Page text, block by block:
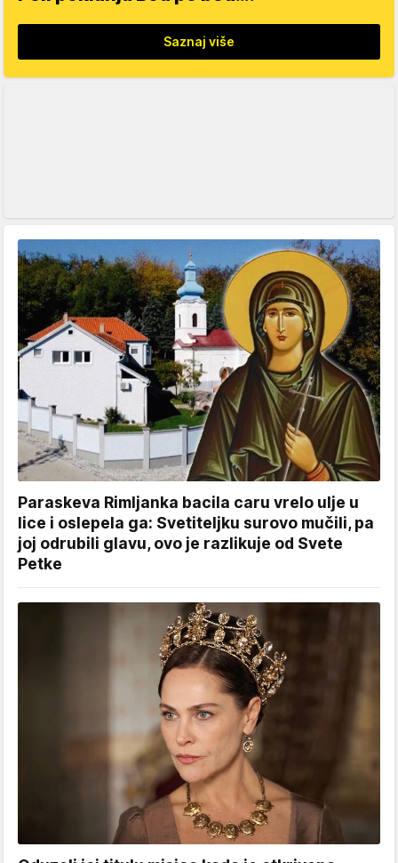
Saznaj više
Paraskeva Rimljanka bacila caru vrelo ulje u
lice i oslepela ga: Svetiteljku surovo mučili, pa
joj odrubili glavu, ovo je razlikuje od Svete
Petke